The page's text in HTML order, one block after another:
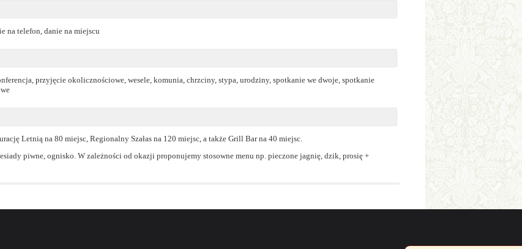
na telefon, danie na miejscu
przyjęcie okolicznościowe, wesele, komunia, chrzciny, stypa, urodziny, spotkanie we dwoje, spotkanie
Letnią na 80 miejsc, Regionalny Szałas na 120 miejsc, a także Grill Bar na 40 miejsc.
piwne, ognisko. W zależności od okazji proponujemy stosowne menu np. pieczone jagnię, dzik, prosię +